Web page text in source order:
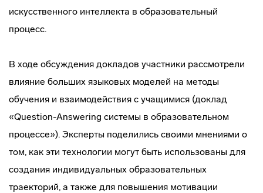
искусственного интеллекта в образовательный
процесс.
В ходе обсуждения докладов участники рассмотрели
влияние больших языковых моделей на методы
обучения и взаимодействия с учащимися (доклад
«Question-Answering системы в образовательном
процессе»). Эксперты поделились своими мнениями о
том, как эти технологии могут быть использованы для
создания индивидуальных образовательных
траекторий, а также для повышения мотивации